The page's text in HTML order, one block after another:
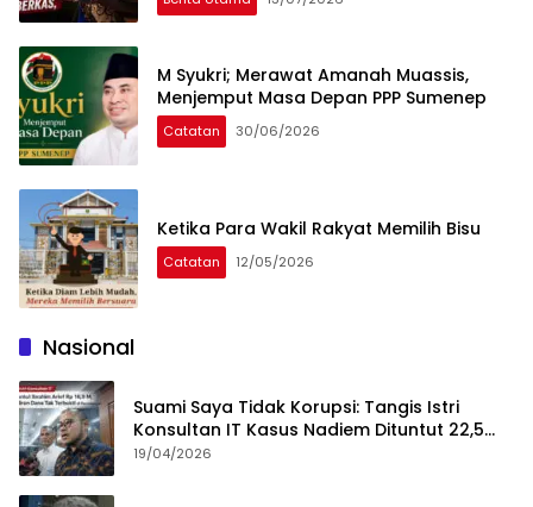
M Syukri; Merawat Amanah Muassis,
Menjemput Masa Depan PPP Sumenep
Catatan 30/06/2026
Ketika Para Wakil Rakyat Memilih Bisu
Catatan 12/05/2026
Nasional
Suami Saya Tidak Korupsi: Tangis Istri
Konsultan IT Kasus Nadiem Dituntut 22,5
Tahun
19/04/2026